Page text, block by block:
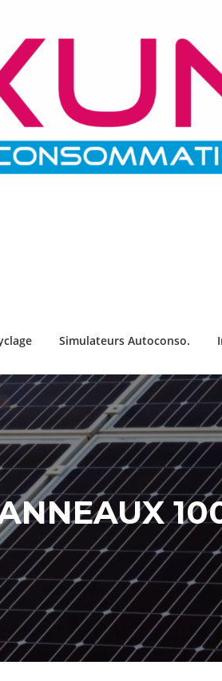
Simulateurs Autoconso.